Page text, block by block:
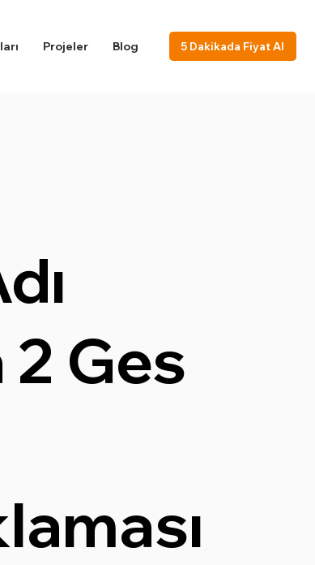
Projeler Blog 5 Dakikada Fiyat Al
2 Ges